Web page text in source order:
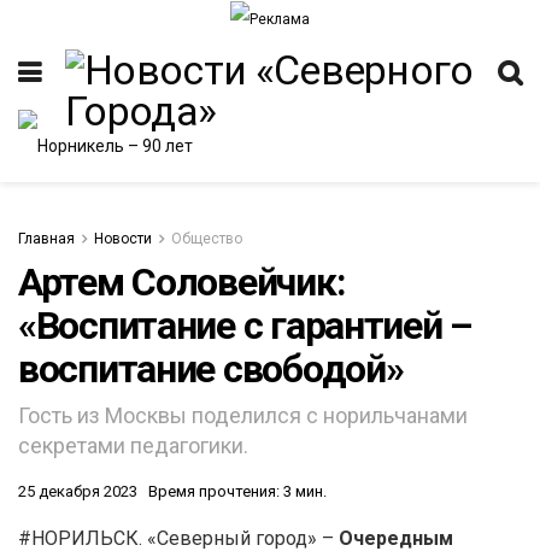
Главная Новости Общество
Артем Соловейчик:
«Воспитание с гарантией –
воспитание свободой»
Гость из Москвы поделился с норильчанами
секретами педагогики.
25 декабря 2023 Время прочтения: 3 мин.
#НОРИЛЬСК. «Северный город» – Очередным